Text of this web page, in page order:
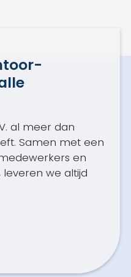
al meer dan
Samen met een
en
we altijd